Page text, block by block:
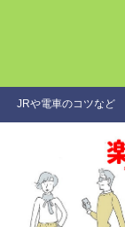
JRや電車のコツなど